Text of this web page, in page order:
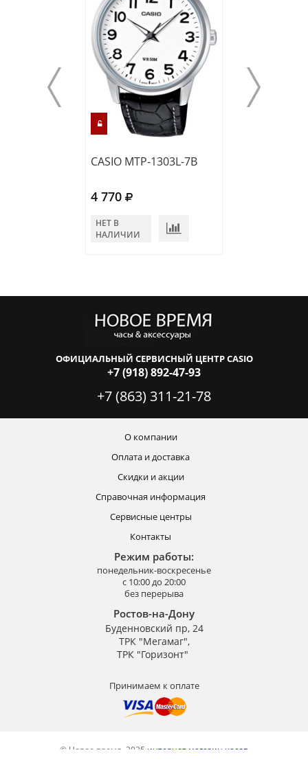
CASIO MTP-1303L-7B
4 770
НЕТ В
НАЛИЧИИ
ОФИЦИАЛЬНЫЙ СЕРВИСНЫЙ ЦЕНТР CASIO
+7 (918) 892-47-93
+7 (863) 311-21-78
О компании
Оплата и доставка
Скидки и акции
Справочная информация
Сервисные центры
Контакты
Режим работы:
понедельник-воскресенье
с 10:00 до 20:00
без перерыва
Ростов-на-Дону
Буденновский пр, 24
ТРК "Мегамаг",
ТРК "Горизонт"
Принимаем к оплате
© Новое время, 2025 интернет магазин часов